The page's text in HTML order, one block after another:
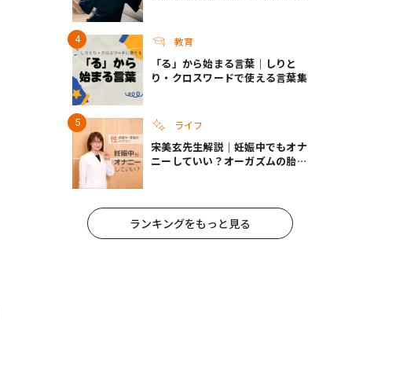
教育
「る」から始まる言葉｜しりと
り・クロスワードで使える言葉集
ライフ
宋美玄先生解説｜妊娠中でもオナ
ニーしていい？オーガズムの胎児
ランキングをもっと見る